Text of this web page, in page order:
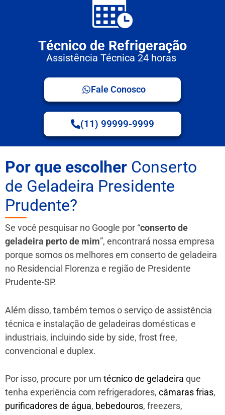
Técnico de Refrigeração
Assistência Técnica 24 horas
Fale Conosco
(11) 99999-9999
Por que escolher Conserto
de Geladeira Presidente
Prudente?
Se você pesquisar no Google por “conserto de
geladeira perto de mim”, encontrará nossa empresa
porque somos os melhores em conserto de geladeira
no Residencial Florenza e região de Presidente
Prudente-SP.
Além disso, também temos o serviço de assistência
técnica e instalação de geladeiras domésticas e
industriais, incluindo side by side, frost free,
convencional e duplex.
Por isso, procure por um técnico de geladeira que
tenha experiência com refrigeradores, câmaras frias,
purificadores de água, bebedouros, freezers,